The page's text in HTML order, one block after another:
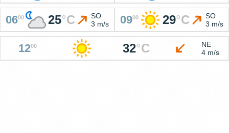
0600 25°C
SO
3 m/s
0900 29°C
SO
3 m/s
1200 32°C
NE
4 m/s